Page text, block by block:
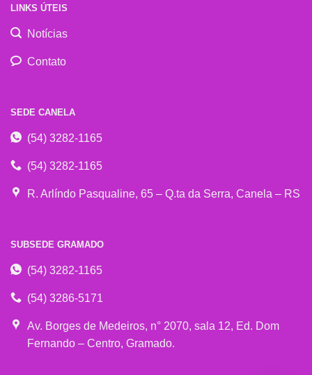
LINKS ÚTEIS
Notícias
Contato
SEDE CANELA
(54) 3282-1165
(54) 3282-1165
R. Arlíndo Pasqualine, 65 – Q.ta da Serra, Canela – RS
SUBSEDE GRAMADO
(54) 3282-1165
(54) 3286-5171
Av. Borges de Medeiros, n° 2070, sala 12, Ed. Dom
Fernando – Centro, Gramado.